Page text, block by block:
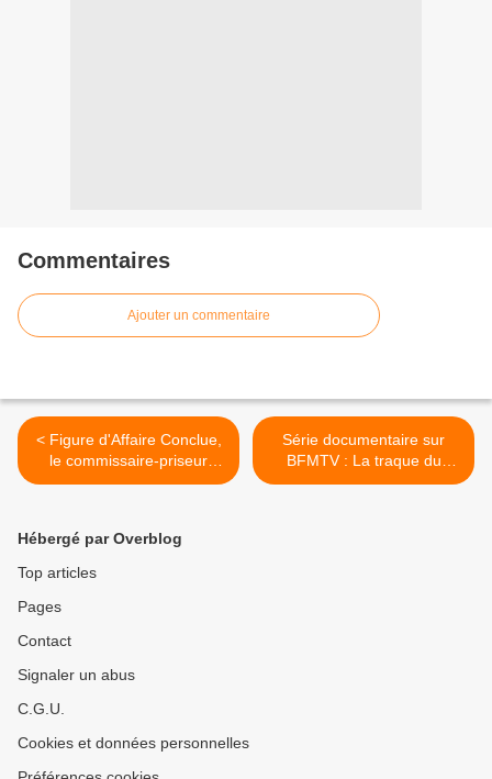
Commentaires
Ajouter un commentaire
< Figure d'Affaire Conclue,
le commissaire-priseur
Harold Hessel publie Objets
Série documentaire sur
BFMTV : La traque du
siècle, consacrée à
Hébergé par Overblog
Top articles
Pages
Contact
Signaler un abus
C.G.U.
Cookies et données personnelles